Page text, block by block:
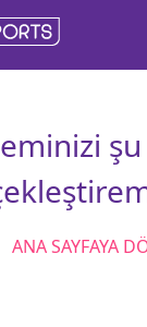
ANA SAYFAYA